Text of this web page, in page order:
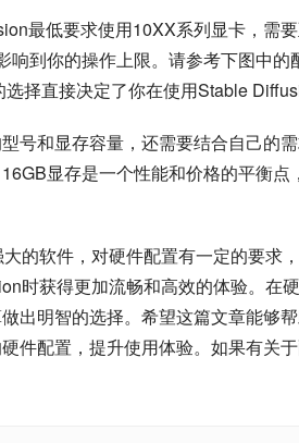
最低要求使用10XX系列显卡，需
响到你的操作上限。请参考下图中
择直接决定了你在使用Stable
号和显存容量，还需要结合自己的
显存是一个性能和价格的平衡
的软件，对硬件配置有一定的要求
时获得更加流畅和高效的体验。在
出明智的选择。希望这篇文章能够
件配置，提升使用体验。如果有关